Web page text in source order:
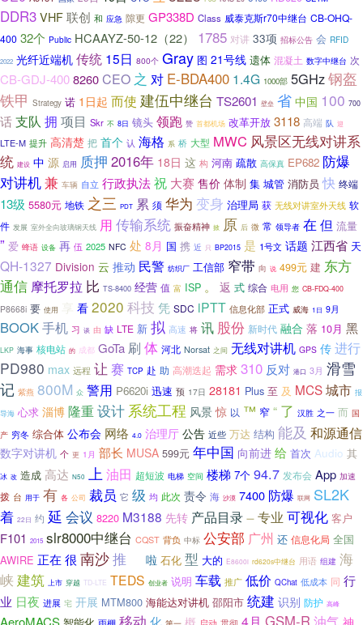
DDR3VHF联创 和 应急 隙更 GP338D Class 威泰克斯r70中继台 CB-OHQ-
400 32个 Public HCAAYZ-50-12（22） 1785 对讲 33项 招标公告 会 RFID
2022 光纤近端机 传统 15日 800个 Gray 图 21号线 遗体 混凝土 数字中继台 次
CB-GDJ-4008260CEO 之 对 E-BDA400 1.4G 1000部 5GHz钢盔
铁甲 Strategy 诺 1日起 而使 建伍中继台 TS2601 壁垒 省 中国 100 700
话支队 拥 项目 Skr 不 8日 镜头 领跑 赞 首都机场 改革开放 3118 高端 队 迎
LTE-M 提升 高清楚 把 首个 认 海格 系 桥 大型 MWC 风景区无线对讲系
统 建设 中 源 启用 质押 2016年 18日 这 构 河南 疏散 高保真 EP682 防爆
对讲机兼 车辆 自立 行政执法祝 大赛 售价 体制 集 城管 消防员 快 终端
13级 5580元 地铁 之三 PDT 累 须 华为 变身 治理局 获 无线对讲室外天线 软
件 发展 室外全向玻璃钢天线 用 传输系统 振奋精神 掀 原 后 微 常 领导者 在 但 流量
” 爱 蜂语 设备 再 伍 2025 NFC 处 8月 国 携 近 只 BP2015 是 1号文 话题 江西省 天
QH-1327 Division 云 推动 民警 纺织厂 工信部 窄带 向 说 499元 建 东方
通信 摩托罗拉 比 TS-8400 经营 值 富 ISP 。 返 式 综合 电用 您 CB-FDQ-400
P8668i 要 使用 享 看 2020 科技 凭 SDC iPTT 信息化部 正式 威海 1日 9月
BOOK手机 习 谈 由 缺 LTE 新 拟 高速 将 讯 股份 新时代 融合 落 10月 黑
LKP 海事 核电站 的 成都 GoTa 刷 体 河北 Norsat 之间 无线对讲机 GPS 传 进行
PD980 max 远程 让 赛 TCP 赴 助 高潮迭起 需求 310 反对 港口 3月 滑雪
记 紫燕 800M 众 警用 P6620i 迅速 预 17日 28181 Plus 至 及 MCS城市 报
导海 心求 淄博 隆重设计 系统工程 风景 惊 以 ™ 窄 “ 了 汉胜 之一 而 国
产 穷冬 综合体 公布会 网络 4.0 治理厅 公告 近些 万达 结构 能及 和源通信
数字对讲机 个 更 1月 部长 MUSA 599元 年中国 向前进 给 首次 Audio 其
冰 改 造成 高达 N50 上 油田 超短波 电梯 空间 楼梯 7个 94.7 发布会 App 加速
拨 台 用于 有 各 公司 裁员 它 级 均 此次 责令 海 沙漠 7400 防爆 联网 SL2K
着 22日 约 延 会议 8220 M3188 先转 产品目录 一 专业 可视化 客户
F101 2015 slr8000中继台 CQST 背负 中标 公安部 广州 还 信息化局 全国
AWIRE 正在 很 南沙推 啦 石化 型 大的 E8600i rd620s中继台 用语 组建 海
峡 建筑 上市 穿越 TD-LTE TEDS 创业者 说明 车载 推广 低价 QChat 低成本 同 行
业 日夜 进展 宅 开展 MTM800 海能达对讲机 邵阳市 统建 识别 防护 高峰
AeroMACS 移动 化 概 4月 GSM-R油气神